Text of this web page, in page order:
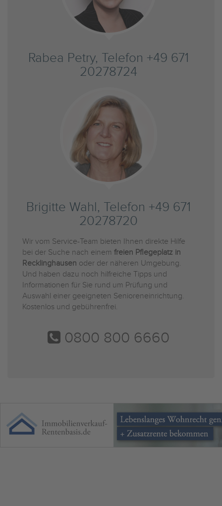
Rabea Petry, Telefon +49 671
20278724
Brigitte Wahl, Telefon +49 671
20278720
Wir vom Service-Team bieten Ihnen direkte Hilfe
bei der Suche nach einem freien Pflegeplatz in
Recklinghausen oder der näheren Umgebung.
Und haben dazu noch hilfreiche Tipps und
Informationen für Sie rund um Prüfung und
Auswahl einer geeigneten Senioreneinrichtung.
Kostenlos und gebührenfrei.
0800 800 6660